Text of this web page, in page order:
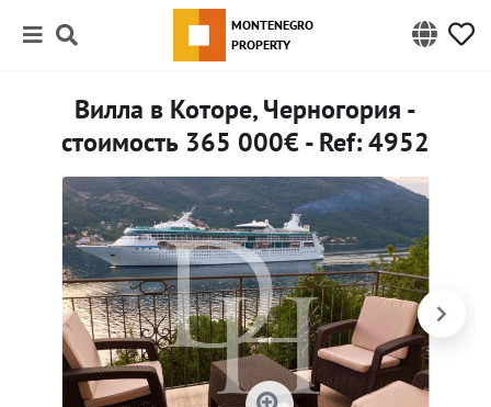
MONTENEGRO
PROPERTY
Вилла в Которе, Черногория -
стоимость 365 000€ - Ref: 4952